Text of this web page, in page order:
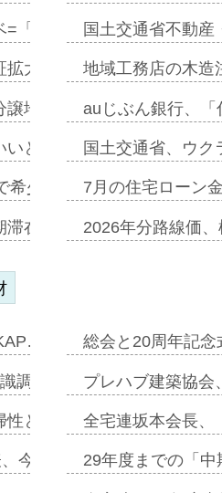
=「職住遊」融合型の賃…
拡大へ=ガーデンカフェ…
地開発で初協業=お互…
いとこどりのコリビング…
希少価値のある2階建…
滞在型ホテル第1弾が開…
国土交通省不動
地域工務店の木
auじぶん銀行、
国土交通省、ウ
7月の住宅ローン
2026年分路線価
調査=Nature…
性と安全性追加=リンナ…
、今期は増収見込む=…
総会と20周年記
プレハブ建築協
全宅連坂本会長
29年度までの「